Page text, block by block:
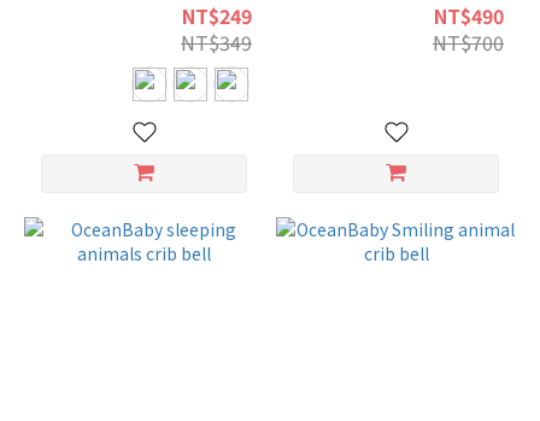
NT$249
NT$349
NT$490
NT$700